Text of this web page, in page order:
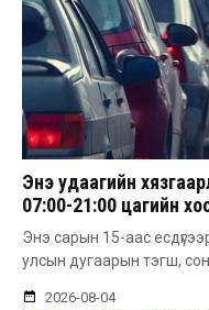
Энэ удаагийн
07:00-21:00 цагийн
Энэ сарын 15-аас
улсын дугаарын тэгш,
2026-08-04